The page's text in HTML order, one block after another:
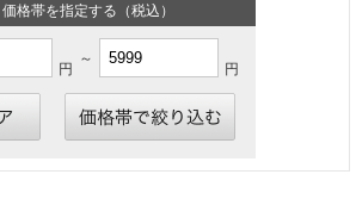
価格帯を指定する（税込）
円
～
円